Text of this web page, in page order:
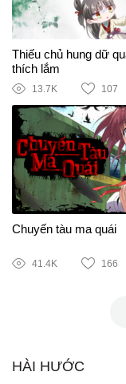
Thiếu chủ hung dữ
thích lắm
13.7K 107
Chuyến tàu ma quái
41.4K 166
HÀI HƯỚC